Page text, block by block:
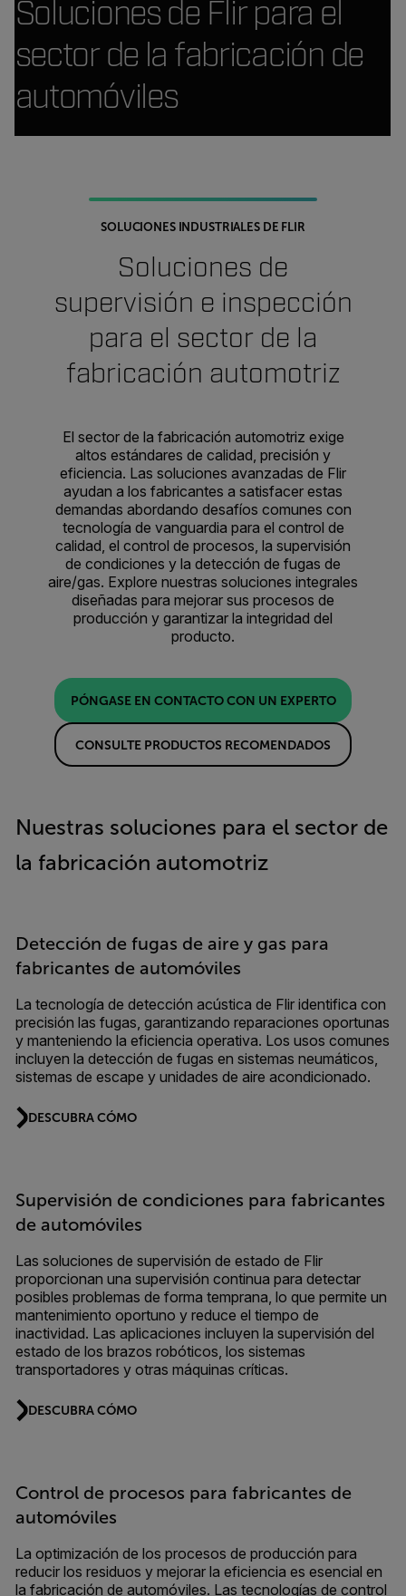
Soluciones de Flir para el
sector de la fabricación de
automóviles
SOLUCIONES INDUSTRIALES DE FLIR
Soluciones de
supervisión e inspección
para el sector de la
fabricación automotriz
El sector de la fabricación automotriz exige
altos estándares de calidad, precisión y
eficiencia. Las soluciones avanzadas de Flir
ayudan a los fabricantes a satisfacer estas
demandas abordando desafíos comunes con
tecnología de vanguardia para el control de
calidad, el control de procesos, la supervisión
de condiciones y la detección de fugas de
aire/gas. Explore nuestras soluciones integrales
diseñadas para mejorar sus procesos de
producción y garantizar la integridad del
producto.
PÓNGASE EN CONTACTO CON UN EXPERTO
CONSULTE PRODUCTOS RECOMENDADOS
Nuestras soluciones para el sector de
la fabricación automotriz
Detección de fugas de aire y gas para
fabricantes de automóviles
La tecnología de detección acústica de Flir identifica con
precisión las fugas, garantizando reparaciones oportunas
y manteniendo la eficiencia operativa. Los usos comunes
incluyen la detección de fugas en sistemas neumáticos,
sistemas de escape y unidades de aire acondicionado.
DESCUBRA CÓMO
Supervisión de condiciones para fabricantes
de automóviles
Las soluciones de supervisión de estado de Flir
proporcionan una supervisión continua para detectar
posibles problemas de forma temprana, lo que permite un
mantenimiento oportuno y reduce el tiempo de
inactividad. Las aplicaciones incluyen la supervisión del
estado de los brazos robóticos, los sistemas
transportadores y otras máquinas críticas.
DESCUBRA CÓMO
Control de procesos para fabricantes de
automóviles
La optimización de los procesos de producción para
reducir los residuos y mejorar la eficiencia es esencial en
la fabricación de automóviles. Las tecnologías de control